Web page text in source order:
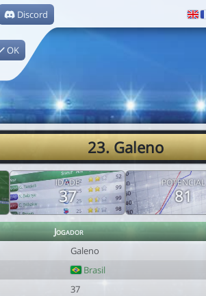
Discord
OK
23. Galeno
IDADE
37
POTENCIAL
81
Jogador
Galeno
Brasil
37